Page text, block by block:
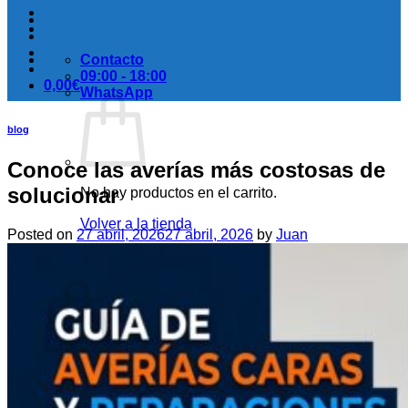
0,00€
No hay productos en el carrito.
Volver a la tienda
No hay productos en el carrito.
Contacto
09:00 - 18:00
WhatsApp
blog
Conoce las averías más costosas de
solucionar
Posted on 27 abril, 202627 abril, 2026 by Juan